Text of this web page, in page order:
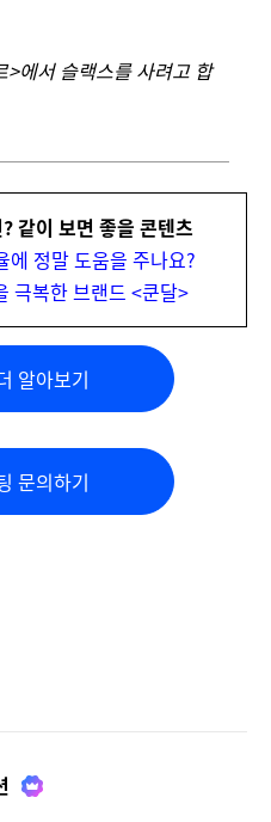
에서 슬랙스를 사려고 합
같이 보면 좋을 콘텐츠
에 정말 도움을 주나요?
극복한 브랜드 <쿤달>
알아보기
문의하기